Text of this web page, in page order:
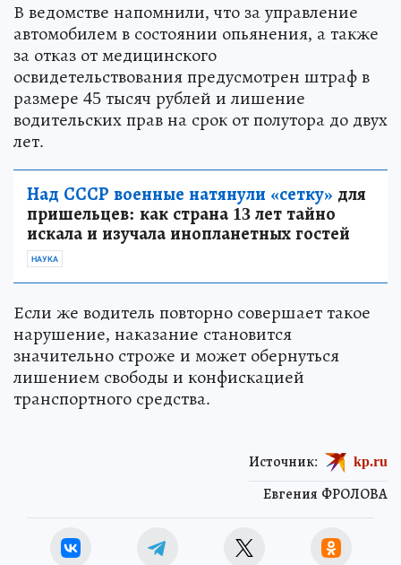
В ведомстве напомнили, что за управление
автомобилем в состоянии опьянения, а также
за отказ от медицинского
освидетельствования предусмотрен штраф в
размере 45 тысяч рублей и лишение
водительских прав на срок от полутора до двух
лет.
Над СССР военные натянули «сетку» для
пришельцев: как страна 13 лет тайно
искала и изучала инопланетных гостей
НАУКА
Если же водитель повторно совершает такое
нарушение, наказание становится
значительно строже и может обернуться
лишением свободы и конфискацией
транспортного средства.
Евгения ФРОЛОВА
Источник: kp.ru